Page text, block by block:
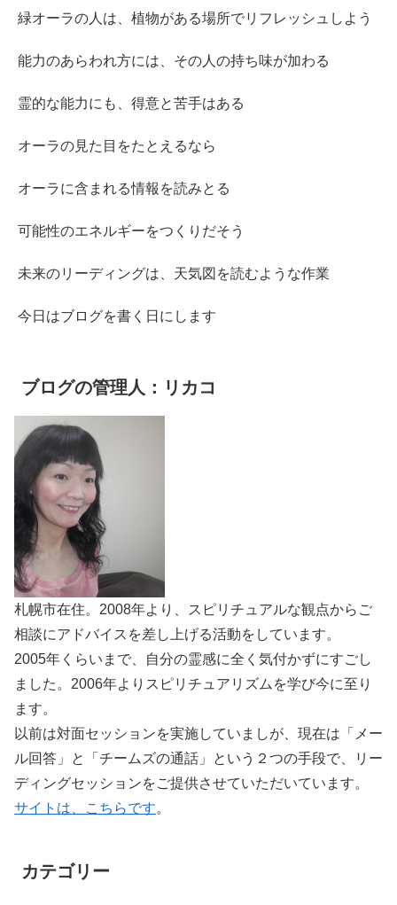
緑オーラの人は、植物がある場所でリフレッシュしよう
能力のあらわれ方には、その人の持ち味が加わる
霊的な能力にも、得意と苦手はある
オーラの見た目をたとえるなら
オーラに含まれる情報を読みとる
可能性のエネルギーをつくりだそう
未来のリーディングは、天気図を読むような作業
今日はブログを書く日にします
ブログの管理人：リカコ
札幌市在住。2008年より、スピリチュアルな観点からご
相談にアドバイスを差し上げる活動をしています。
2005年くらいまで、自分の霊感に全く気付かずにすごし
ました。2006年よりスピリチュアリズムを学び今に至り
ます。
以前は対面セッションを実施していましが、現在は「メー
ル回答」と「チームズの通話」という２つの手段で、リー
ディングセッションをご提供させていただいています。
サイトは、こちらです。
カテゴリー